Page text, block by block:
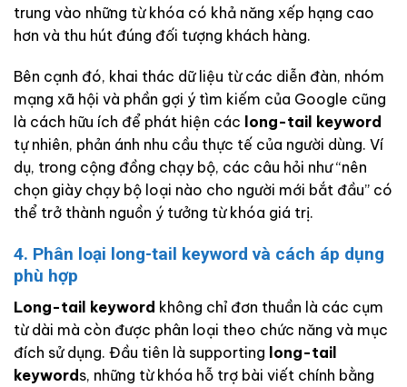
trung vào những từ khóa có khả năng xếp hạng cao
hơn và thu hút đúng đối tượng khách hàng.
Bên cạnh đó, khai thác dữ liệu từ các diễn đàn, nhóm
mạng xã hội và phần gợi ý tìm kiếm của Google cũng
là cách hữu ích để phát hiện các long-tail keyword
tự nhiên, phản ánh nhu cầu thực tế của người dùng. Ví
dụ, trong cộng đồng chạy bộ, các câu hỏi như “nên
chọn giày chạy bộ loại nào cho người mới bắt đầu” có
thể trở thành nguồn ý tưởng từ khóa giá trị.
4. Phân loại long-tail keyword và cách áp dụng
phù hợp
Long-tail keyword không chỉ đơn thuần là các cụm
từ dài mà còn được phân loại theo chức năng và mục
đích sử dụng. Đầu tiên là supporting long-tail
keywords, những từ khóa hỗ trợ bài viết chính bằng